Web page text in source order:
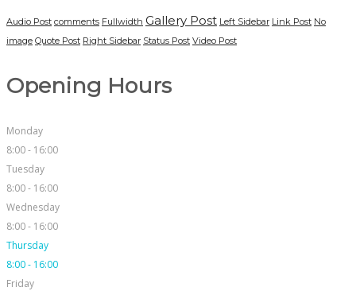
Audio Post comments Fullwidth Gallery Post Left Sidebar Link Post No
image Quote Post Right Sidebar Status Post Video Post
Opening Hours
Monday
8:00 - 16:00
Tuesday
8:00 - 16:00
Wednesday
8:00 - 16:00
Thursday
8:00 - 16:00
Friday